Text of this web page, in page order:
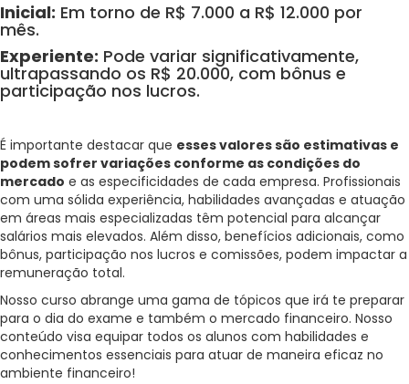
Inicial: Em torno de R$ 7.000 a R$ 12.000 por
mês.
Experiente: Pode variar significativamente,
ultrapassando os R$ 20.000, com bônus e
participação nos lucros.
É importante destacar que esses valores são estimativas e
podem sofrer variações conforme as condições do
mercado e as especificidades de cada empresa. Profissionais
com uma sólida experiência, habilidades avançadas e atuação
em áreas mais especializadas têm potencial para alcançar
salários mais elevados. Além disso, benefícios adicionais, como
bônus, participação nos lucros e comissões, podem impactar a
remuneração total.
Nosso curso abrange uma gama de tópicos que irá te preparar
para o dia do exame e também o mercado financeiro. Nosso
conteúdo visa equipar todos os alunos com habilidades e
conhecimentos essenciais para atuar de maneira eficaz no
ambiente financeiro!